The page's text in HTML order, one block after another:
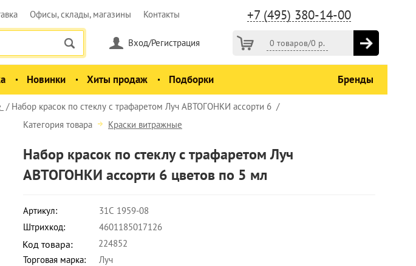
+7 (495) 380-14-00
Офисы, склады, магазины Контакты
0 товаров/0 р.
Вход/Регистрация
Новинки Хиты продаж Подборки Бренды
Набор красок по стеклу с трафаретом Луч АВТОГОНКИ ассорти 6
Категория товара Краски витражные
Набор красок по стеклу с трафаретом Луч
АВТОГОНКИ ассорти 6 цветов по 5 мл
Артикул:
31С 1959-08
Штрихкод:
4601185017126
Код товара:
224852
Торговая марка:
Луч